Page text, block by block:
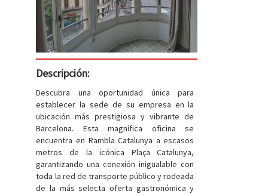
Descripción:
Descubra una oportunidad única para
establecer la sede de su empresa en la
ubicación más prestigiosa y vibrante de
Barcelona. Esta magnífica oficina se
encuentra en Rambla Catalunya a escasos
metros de la icónica Plaça Catalunya,
garantizando una conexión inigualable con
toda la red de transporte público y rodeada
de la más selecta oferta gastronómica y